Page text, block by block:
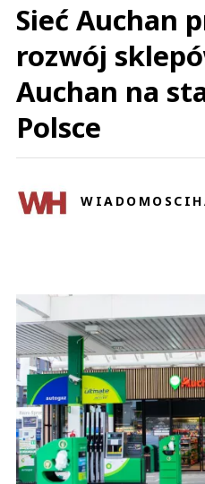
Sieć Auchan
rozwój
Auchan na
Polsce